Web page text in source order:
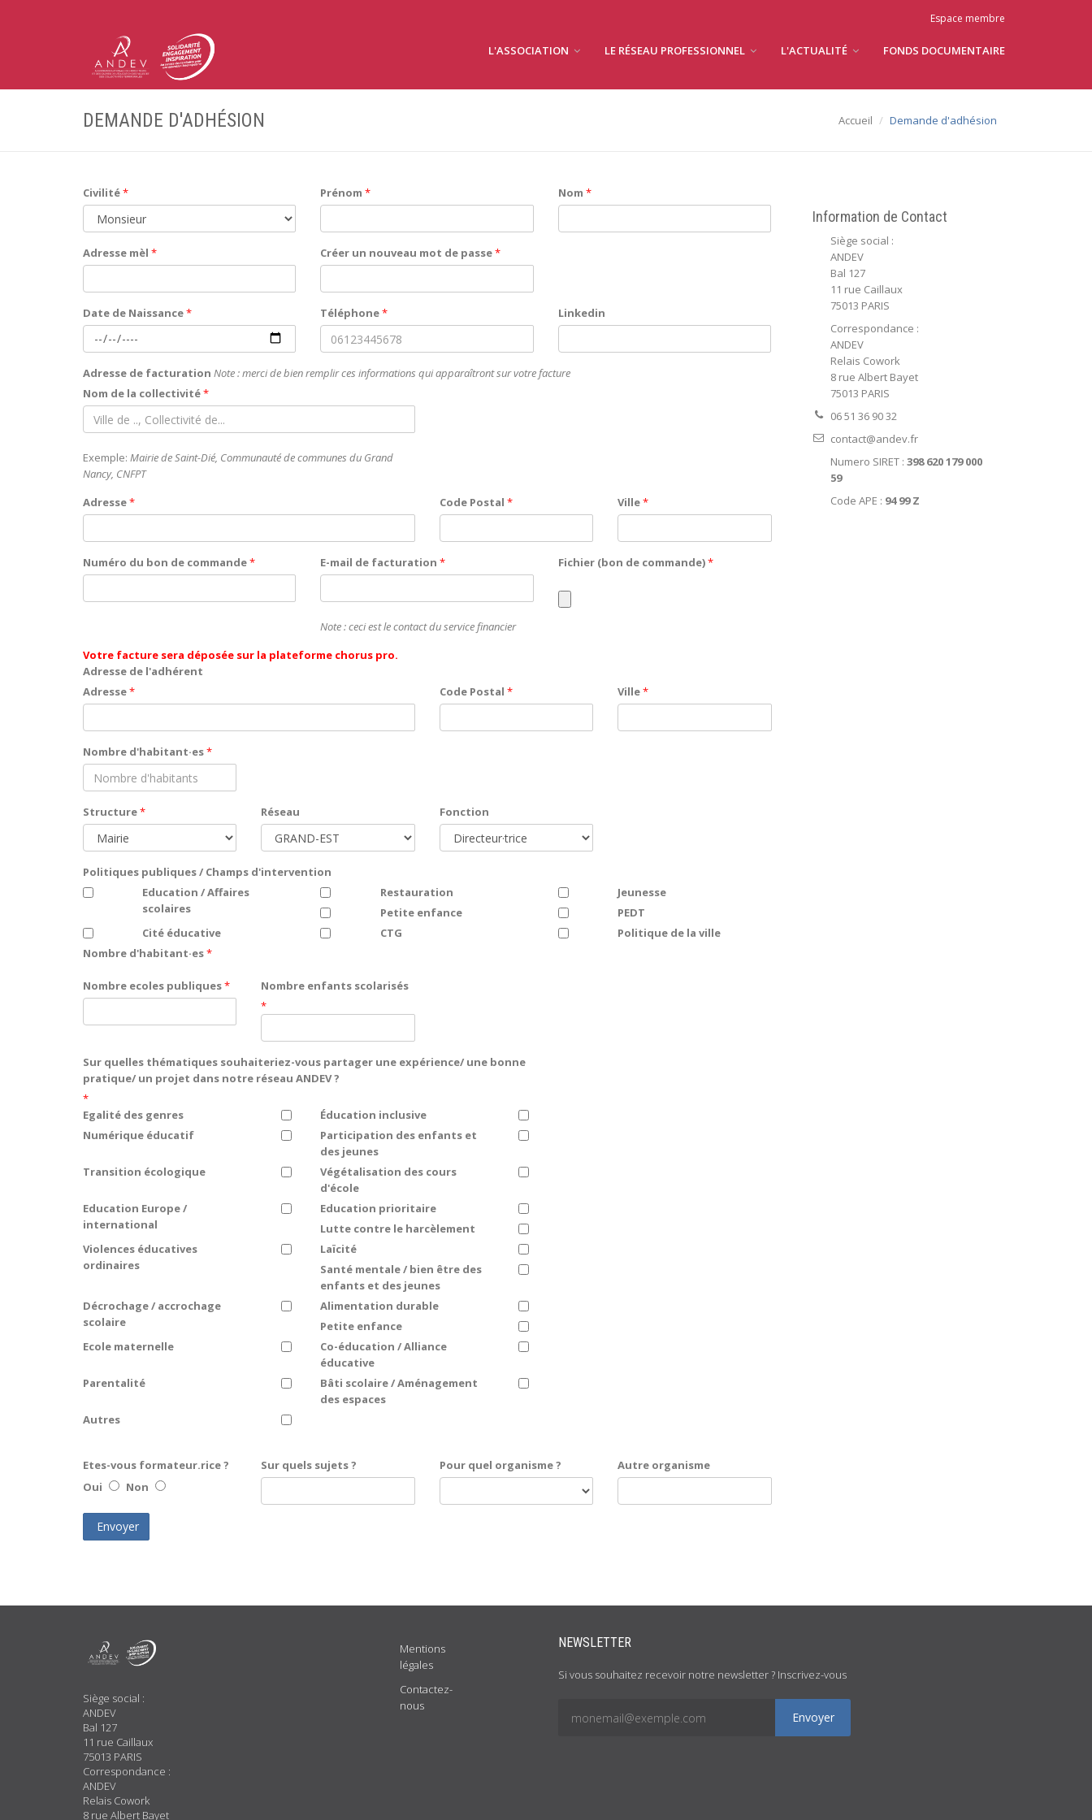
Espace membre
L'ASSOCIATION LE RÉSEAU PROFESSIONNEL L'ACTUALITÉ FONDS DOCUMENTAIRE
DEMANDE D'ADHÉSION Accueil Demande d'adhésion
Civilité* Prénom * Nom *
Adresse mèl * Créer un nouveau mot de passe*
Date de Naissance* Téléphone* Linkedin
Adresse de facturation Note : merci de bien remplir ces informations qui apparaîtront sur votre facture
Nom de la collectivité*
Exemple: Mairie de Saint-Dié, Communauté de communes du Grand
Nancy, CNFPT
Adresse* Code Postal * Ville*
Numéro du bon de commande* E-mail de facturation *
Note : ceci est le contact du service financier
Fichier (bon de commande)*
Votre facture sera déposée sur la plateforme chorus pro.
Adresse de l'adhérent
Adresse* Code Postal * Ville*
Nombre d'habitant·es*
Structure* Réseau Fonction
Politiques publiques / Champs d'intervention
Education / Affaires
scolaires
Restauration
Jeunesse
Petite enfance
PEDT
Cité éducative
CTG
Politique de la ville
Nombre d'habitant·es*
Nombre ecoles publiques*
Nombre enfants scolarisés
*
Sur quelles thématiques souhaiteriez-vous partager une expérience/ une bonne
pratique/ un projet dans notre réseau ANDEV ?
*
Egalité des genres
Éducation inclusive
Numérique éducatif
Participation des enfants et
des jeunes
Transition écologique
Végétalisation des cours
d'école
Education Europe /
international
Education prioritaire
Lutte contre le harcèlement
Violences éducatives
ordinaires
Laïcité
Santé mentale / bien être des
enfants et des jeunes
Décrochage / accrochage
scolaire
Alimentation durable
Petite enfance
Ecole maternelle
Co-éducation / Alliance
éducative
Parentalité
Bâti scolaire / Aménagement
des espaces
Autres
Etes-vous formateur.rice ?
Oui
Non
Sur quels sujets ? Pour quel organisme ? Autre organisme
Envoyer
Information de Contact
Siège social :
ANDEV
Bal 127
11 rue Caillaux
75013 PARIS
Correspondance :
ANDEV
Relais Cowork
8 rue Albert Bayet
75013 PARIS
06 51 36 90 32
contact@andev.fr
Numero SIRET : 398 620 179 000
59
Code APE : 94 99 Z
Propos
Siège social :
ANDEV
Bal 127
11 rue Caillaux
75013 PARIS
Correspondance :
ANDEV
Relais Cowork
8 rue Albert Bayet
Mentions
légales
Contactez-
nous
NEWSLETTER
Si vous souhaitez recevoir notre newsletter ? Inscrivez-vous
Envoyer